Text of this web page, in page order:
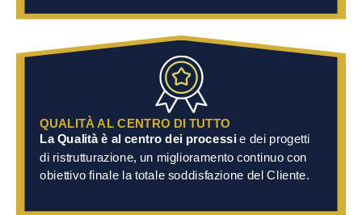
QUALITÀ AL CENTRO DI TUTTO
La Qualità è al centro dei processie dei progetti
di ristrutturazione, un miglioramento continuo con
obiettivo finale la totale soddisfazione del Cliente.